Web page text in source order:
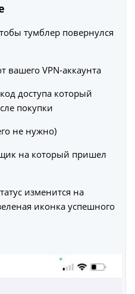
тумблер повернулся
вашего VPN-аккаунта
доступа который
покупки
не нужно)
на который пришел
изменится на
иконка успешного